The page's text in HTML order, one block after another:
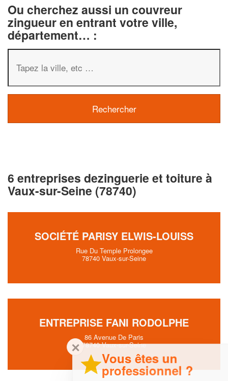
Ou cherchez aussi un couvreur
zingueur en entrant votre ville,
département… :
6 entreprises dezinguerie et toiture à
Vaux-sur-Seine (78740)
SOCIÉTÉ PARISY ELWIS-LOUISS
Rue Du Temple Prolongee
78740 Vaux-sur-Seine
ENTREPRISE FANI RODOLPHE
86 Avenue De Paris
78740 Vaux-sur-Seine
Vous êtes un
professionnel ?